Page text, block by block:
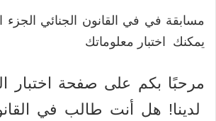
يمكنك اختبار معلوماتك
مرحبًا بكم على صفحة اختبار
لدينا! هل أنت طالب في